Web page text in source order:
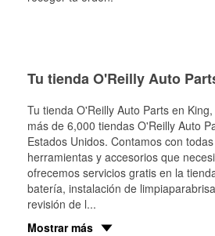
Tu tienda O'Reilly Auto
Tu tienda O'Reilly Auto Parts en King
más de 6,000 tiendas O'Reilly Auto
Estados Unidos. Contamos con
herramientas y accesorios que
ofrecemos servicios gratis en la
batería, instalación de
revisión de l...
Mostrar más